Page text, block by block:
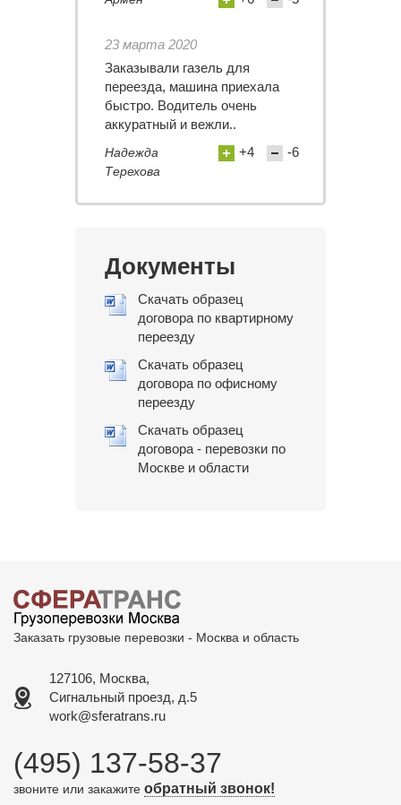
23 марта 2020
Заказывали газель для
переезда, машина приехала
быстро. Водитель очень
аккуратный и вежли..
Надежда
Терехова
+4 -6
Документы
Скачать образец
договора по квартирному
переезду
Скачать образец
договора по офисному
переезду
Скачать образец
договора - перевозки по
Москве и области
Заказать грузовые перевозки - Москва и область
127106, Москва,
Сигнальный проезд, д.5
work@sferatrans.ru
(495) 137-58-37
звоните или закажите обратный звонок!